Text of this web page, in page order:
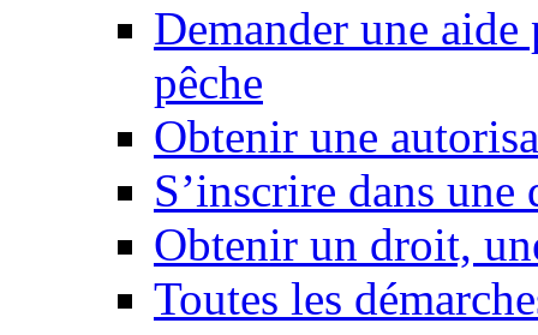
Demander une
pêche
Obtenir une
S’inscrire dans une
Obtenir un droit,
Toutes les